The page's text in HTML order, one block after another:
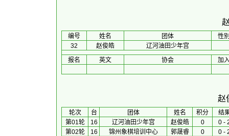
编号 姓名 团体
性
32
赵俊皓
辽河油田少年宫
报名
英文 协会 加
赵
轮次 台 团体 姓名 积分
结
第01轮
16 辽河油田少年宫 赵俊皓 0
0 -
第02轮
16 锦州象棋培训中心 郭晟睿 0
0 -